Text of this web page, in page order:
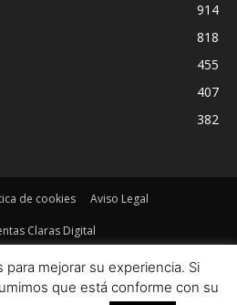
914
818
455
407
382
de cookies Aviso Legal
Claras Digital
mejorar su experiencia. Si
que está conforme con su